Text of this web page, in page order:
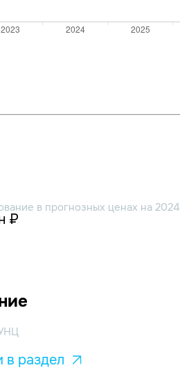
в прогнозных ценах на 2024
₽
в раздел